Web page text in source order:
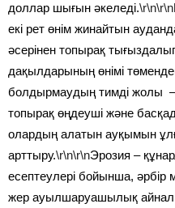
доллар шығын әкеледі.\r\n\r\n
екі рет өнім жинайтын
әсерінен топырақ
дақылдарының өнімі
болдырмаудың тимді жолы
топырақ өңдеуші және
олардың алатын ауқымын
арттыру.\r\n\r\nЭрозия –
есептеулері бойынша,
жер ауылшаруашылық